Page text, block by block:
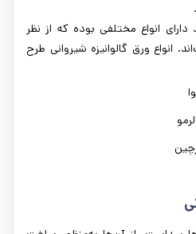
انواع مختلفی بوده که از نظر
انواع ورق گالوانیزه شیروانی طرح